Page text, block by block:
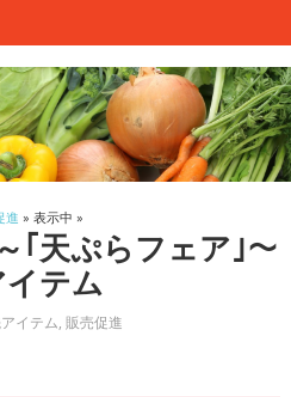
進 » 表示中 »
｢天ぷらフェア｣～
テム
イテム, 販売促進